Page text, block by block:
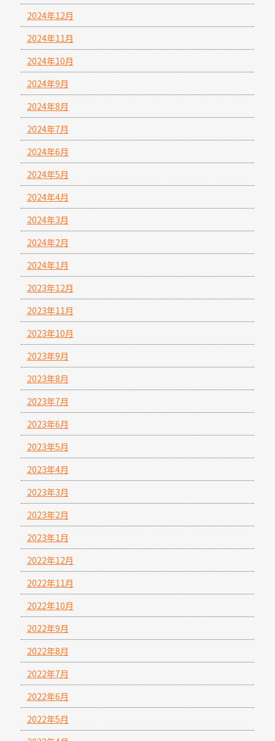
2024年12月
2024年11月
2024年10月
2024年9月
2024年8月
2024年7月
2024年6月
2024年5月
2024年4月
2024年3月
2024年2月
2024年1月
2023年12月
2023年11月
2023年10月
2023年9月
2023年8月
2023年7月
2023年6月
2023年5月
2023年4月
2023年3月
2023年2月
2023年1月
2022年12月
2022年11月
2022年10月
2022年9月
2022年8月
2022年7月
2022年6月
2022年5月